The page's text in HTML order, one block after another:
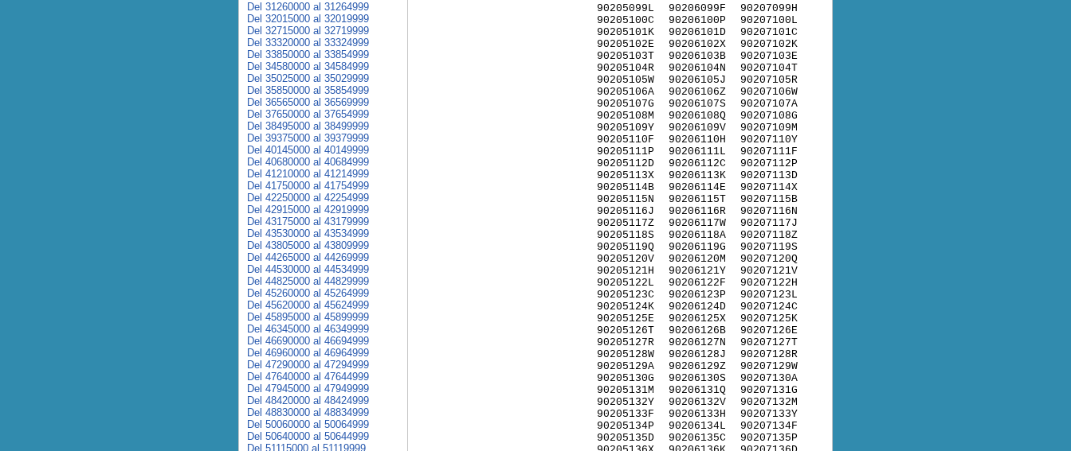
90205099L
90205100C
90205101K
90205102E
90205103T
90205104R
90205105W
90205106A
90205107G
90205108M
90205109Y
90205110F
90205111P
90205112D
90205113X
90205114B
90205115N
90205116J
90205117Z
90205118S
90205119Q
90205120V
90205121H
90205122L
90205123C
90205124K
90205125E
90205126T
90205127R
90205128W
90205129A
90205130G
90205131M
90205132Y
90205133F
90205134P
90205135D
90206099F
90206100P
90206101D
90206102X
90206103B
90206104N
90206105J
90206106Z
90206107S
90206108Q
90206109V
90206110H
90206111L
90206112C
90206113K
90206114E
90206115T
90206116R
90206117W
90206118A
90206119G
90206120M
90206121Y
90206122F
90206123P
90206124D
90206125X
90206126B
90206127N
90206128J
90206129Z
90206130S
90206131Q
90206132V
90206133H
90206134L
90206135C
90207099H
90207100L
90207101C
90207102K
90207103E
90207104T
90207105R
90207106W
90207107A
90207108G
90207109M
90207110Y
90207111F
90207112P
90207113D
90207114X
90207115B
90207116N
90207117J
90207118Z
90207119S
90207120Q
90207121V
90207122H
90207123L
90207124C
90207125K
90207126E
90207127T
90207128R
90207129W
90207130A
90207131G
90207132M
90207133Y
90207134F
90207135P
Del 31260000 al 31264999
Del 32015000 al 32019999
Del 32715000 al 32719999
Del 33320000 al 33324999
Del 33850000 al 33854999
Del 34580000 al 34584999
Del 35025000 al 35029999
Del 35850000 al 35854999
Del 36565000 al 36569999
Del 37650000 al 37654999
Del 38495000 al 38499999
Del 39375000 al 39379999
Del 40145000 al 40149999
Del 40680000 al 40684999
Del 41210000 al 41214999
Del 41750000 al 41754999
Del 42250000 al 42254999
Del 42915000 al 42919999
Del 43175000 al 43179999
Del 43530000 al 43534999
Del 43805000 al 43809999
Del 44265000 al 44269999
Del 44530000 al 44534999
Del 44825000 al 44829999
Del 45260000 al 45264999
Del 45620000 al 45624999
Del 45895000 al 45899999
Del 46345000 al 46349999
Del 46690000 al 46694999
Del 46960000 al 46964999
Del 47290000 al 47294999
Del 47640000 al 47644999
Del 47945000 al 47949999
Del 48420000 al 48424999
Del 48830000 al 48834999
Del 50060000 al 50064999
Del 50640000 al 50644999
Del 51115000 al 51119999